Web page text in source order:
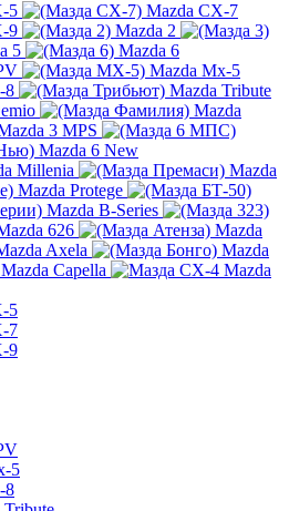
5
Mazda CX-7
9
Mazda 2
5
Mazda 6
Mazda Mx-5
8
Mazda Tribute
Mazda
3 MPS
Mazda 6 New
Millenia
Mazda
Mazda Protege
Mazda B-Series
626
Mazda
Axela
Mazda
Mazda Capella
Mazda
5
7
9
5
8